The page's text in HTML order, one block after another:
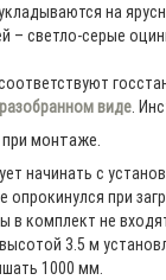
на
– светло-серые
виде.
монтаже.
начинать с
опрокинулся при
в комплект не
3.5 м
1000 мм.